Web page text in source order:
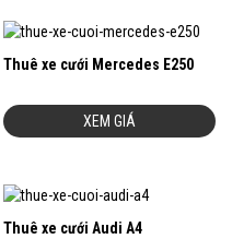
Thuê xe cưới Mercedes E250
XEM GIÁ
Thuê xe cưới Audi A4